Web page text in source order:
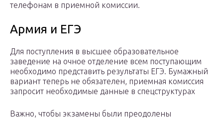
телефонам в приемной комиссии.
Армия и ЕГЭ
Для поступления в высшее образовательное
заведение на очное отделение всем поступающим
необходимо представить результаты ЕГЭ. Бумажный
вариант теперь не обязателен, приемная комиссия
запросит необходимые данные в спецструктурах
Важно, чтобы экзамены были преодолены